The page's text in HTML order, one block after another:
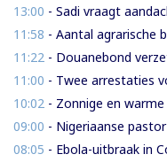
13:00 - Sadi vraagt aandacht voor
11:58 - Aantal agrarische
11:22 - Douanebond verzet zich tegen
11:00 - Twee arrestaties voor vernieling
10:02 - Zonnige en warme
09:00 - Nigeriaanse pastor na bezoek aan
08:05 - Ebola-uitbraak in